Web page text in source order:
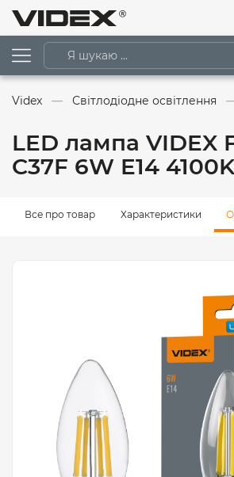
Videx Світлодіодне освітлення
LED лампа VIDEX
C37F 6W E14 4100K
Все про товар Характеристики